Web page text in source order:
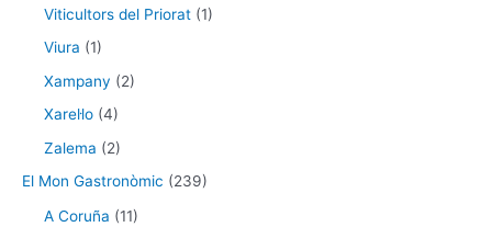
Viticultors del Priorat (1)
Viura (1)
Xampany (2)
Xarel·lo (4)
Zalema (2)
El Mon Gastronòmic (239)
A Coruña (11)